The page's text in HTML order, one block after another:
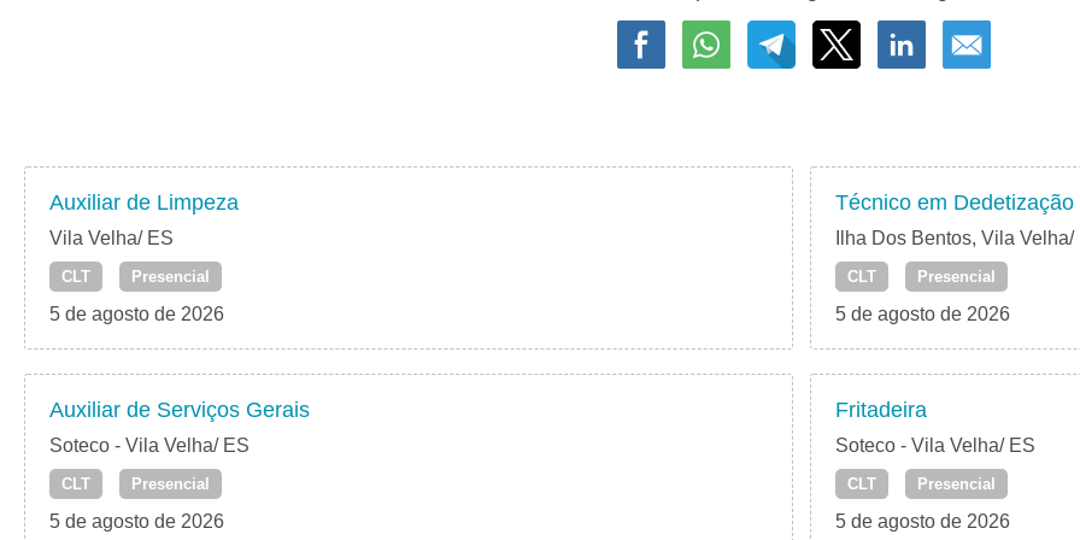
Auxiliar de Limpeza
Vila Velha/ ES
CLT Presencial
5 de agosto de 2026
Técnico em Dedetização
Ilha Dos Bentos, Vila Velha/
CLT Presencial
5 de agosto de 2026
Auxiliar de Serviços Gerais
Soteco - Vila Velha/ ES
CLT Presencial
5 de agosto de 2026
Fritadeira
Soteco - Vila Velha/ ES
CLT Presencial
5 de agosto de 2026